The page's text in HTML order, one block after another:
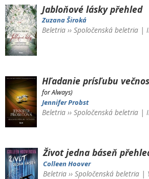
Jabloňové láskypřehled
Zuzana Široká
Beletria ››Spoločenská beletria |
Hľadanie prísľubu
for Always)
Jennifer Probst
Beletria ››Spoločenská beletria |
Život jedna báseň
Colleen Hoover
Beletria›› Spoločenská beletria|